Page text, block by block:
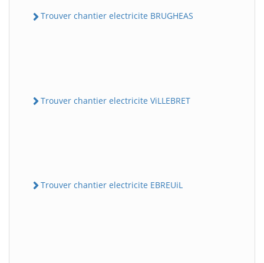
Trouver chantier electricite BRUGHEAS
Trouver chantier electricite ViLLEBRET
Trouver chantier electricite EBREUiL